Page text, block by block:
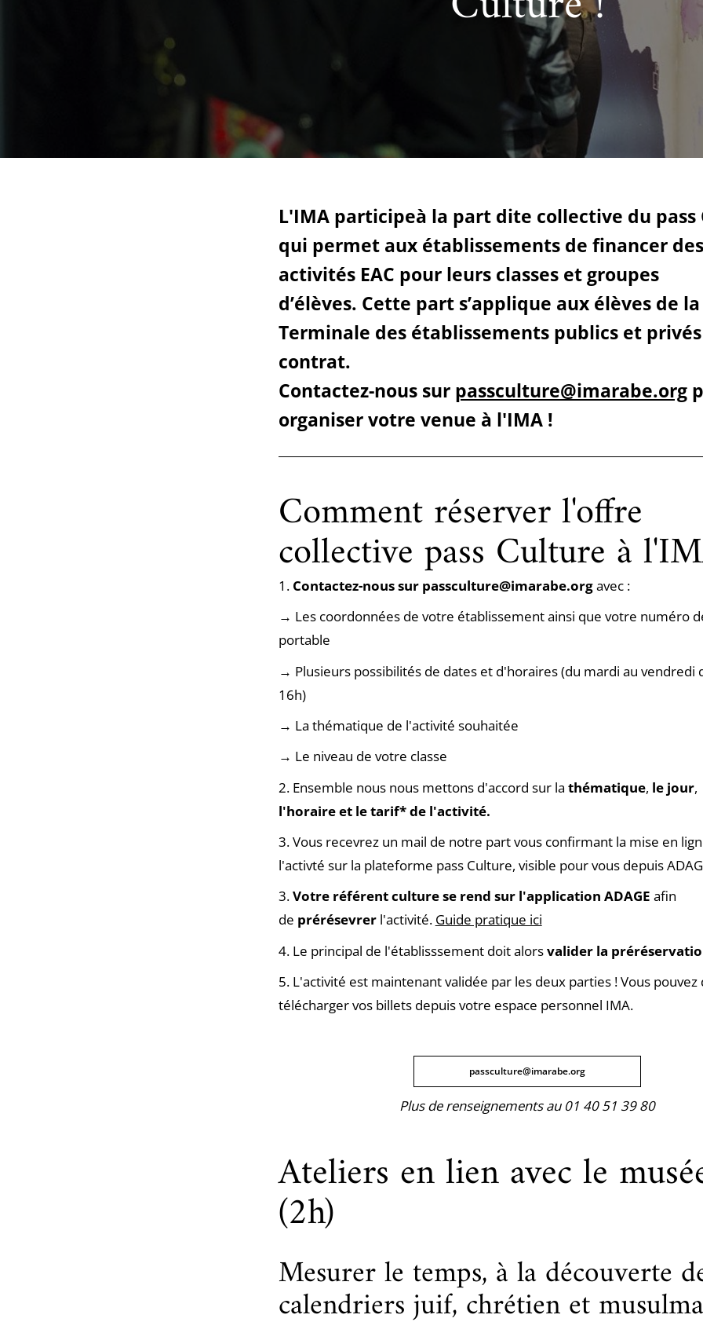
L’heure du conte
Centre de langue et de civilisation arabes
Accueillir une exposition pédagogique itinérante / Host
an educational travelling exhibition
Les rencontres économiques du monde arabe
Les Journées de l'histoire de l'IMA
L'IMA participeà la part dite collective du pass
qui permet aux établissements de financer des
activités EAC pour leurs classes et groupes
d’élèves. Cette part s’applique aux élèves de
Terminale des établissements publics et
contrat.
Contactez-nous sur passculture@imarabe.org
organiser votre venue à l'IMA !
Comment réserver l'offre
collective pass Culture à
1. Contactez-nous sur passculture@imarabe.orgavec :
→ Les coordonnées de votre établissement ainsi que votre numéro
portable
→ Plusieurs possibilités de dates et d'horaires (du mardi au vendredi
16h)
→ La thématique de l'activité souhaitée
→ Le niveau de votre classe
2. Ensemble nous nous mettons d'accord sur la thématique, le jour,
l'horaireet le tarif* de l'activité.
3. Vous recevrez un mail de notre part vous confirmant la mise en
l'activté sur la plateforme pass Culture, visible pour vous depuis
3.Votre référent culture se rend sur l'application ADAGE afin
de prérésevrerl'activité. Guide pratique ici
4. Le principal de l'établisssement doit alorsvalider la
5. L'activité est maintenant validée par les deux parties ! Vous pouvez
télécharger vos billets depuis votre espace personnel IMA.
passculture@imarabe.org
Plus de renseignements au 01 40 51 39 80
Ateliers en lien avec le
(2h)
Mesurer le temps, à la découverte
calendriers juif, chrétien et